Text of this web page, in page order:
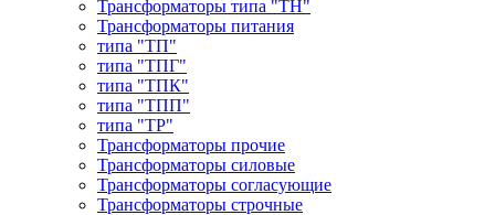
Трансформаторы типа "ТН"
Трансформаторы питания
типа "ТП"
типа "ТПГ"
типа "ТПК"
типа "ТПП"
типа "ТР"
Трансформаторы прочие
Трансформаторы силовые
Трансформаторы согласующие
Трансформаторы строчные